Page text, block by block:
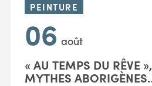
PEINTURE
06 août
« AU TEMPS DU RÊVE »,
MYTHES ABORIGÈNES